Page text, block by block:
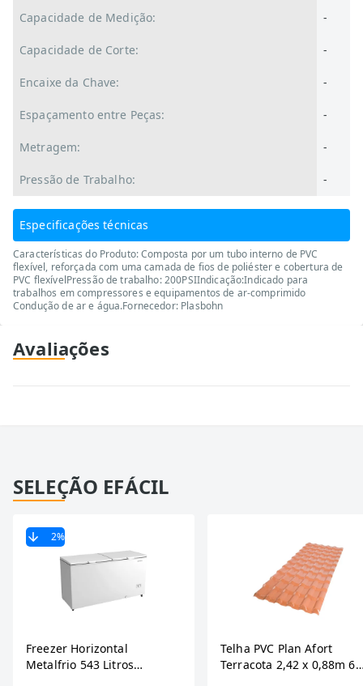
Capacidade de Medição: -
Capacidade de Corte: -
Encaixe da Chave: -
Espaçamento entre Peças: -
Metragem: -
Pressão de Trabalho: -
Especificações técnicas
Características do Produto: Composta por um tubo interno de PVC
flexível, reforçada com uma camada de fios de poliéster e cobertura de
PVC flexívelPressão de trabalho: 200PSIIndicação:Indicado para
trabalhos em compressores e equipamentos de ar-comprimido
Condução de ar e água.Fornecedor: Plasbohn
Avaliações
SELEÇÃO EFÁCIL
2%
Freezer Horizontal
Metalfrio 543 Litros
Telha PVC Plan Afort
Terracota 2,42 x 0,88m 6